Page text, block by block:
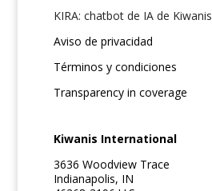
KIRA: chatbot de IA de Kiwanis
Aviso de privacidad
Términos y condiciones
Transparency in coverage
Kiwanis International
3636 Woodview Trace
Indianapolis, IN